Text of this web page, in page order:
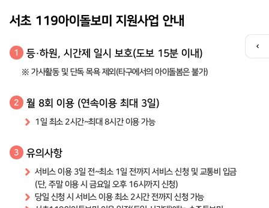
서초 119아이돌보미 지원사업 안내
1 등·하원, 시간제 일시 보호(도보 15분 이내)
※ 가사활동 및 단독 목욕 제외(타구에서의 아이돌봄은 불가)
2 월 8회 이용 (연속이용 최대 3일)
1일 최소 2시간~최대 8시간 이용 가능
3 유의사항
서비스 이용 3일 전~최소 1일 전까지 서비스 신청 및 교통비 입금
(단, 주말 이용 시 금요일 오후 16시까지 신청)
당일 신청 시 서비스 이용 최소 2시간 전까지 신청 가능
퀵
메